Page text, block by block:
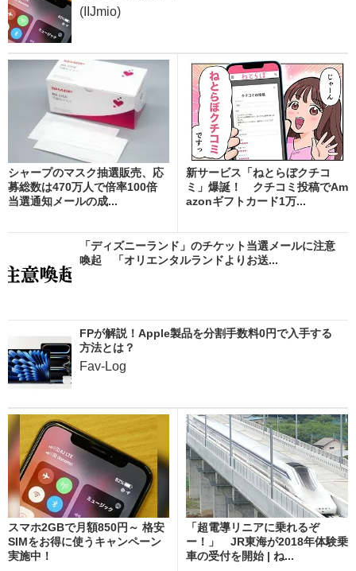
(IIJmio)
シャープのマスク抽選販売、応
募総数は470万人で倍率100倍
当選通知メールの成...
新サービス「ねとらぼクチコ
ミ」爆誕！ クチコミ投稿でAm
azonギフトカード1万...
「ディズニーランド」のチケット当選メールに注意
喚起 「オリエンタルランドよりお送...
FPが解説！Apple製品を分割手数料0円で入手する
方法とは？
Fav-Log
スマホ2GBで月額850円～ 格安
SIMをお得に使うキャンペーン
実施中！
「超電導リニアに乗れるぞ
ー！」 JR東海が2018年体験乗
車の受付を開始 | ね...